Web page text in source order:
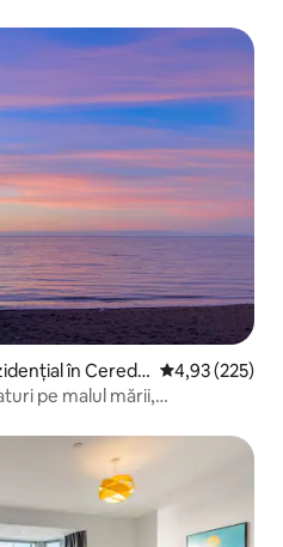
Alegerea oaspeților
în Ceredi
Scor mediu de
4,93 (225)
pe malul mării,